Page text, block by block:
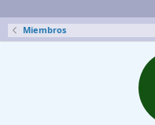
Miembros